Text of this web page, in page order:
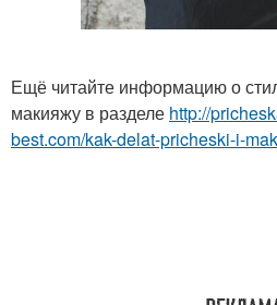
Ещё читайте информацию о
макияжу в разделе http://
best.com/kak-delat-pricheski-i-